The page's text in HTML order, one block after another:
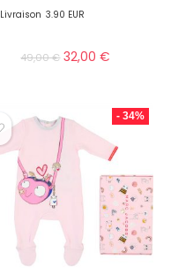
Livraison 3.90 EUR
49,00€ 32,00€
- 34%